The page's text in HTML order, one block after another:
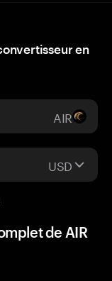
en
AIR
USD
de AIR